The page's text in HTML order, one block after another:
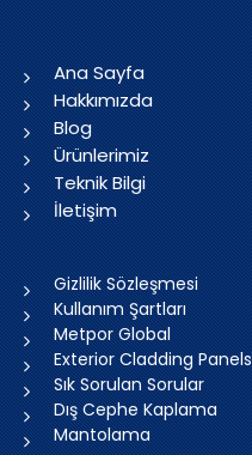
Ana Sayfa
Hakkımızda
Blog
Ürünlerimiz
Teknik Bilgi
İletişim
Gizlilik Sözleşmesi
Kullanım Şartları
Metpor Global
Exterior Cladding Panels
Sık Sorulan Sorular
Dış Cephe Kaplama
Mantolama